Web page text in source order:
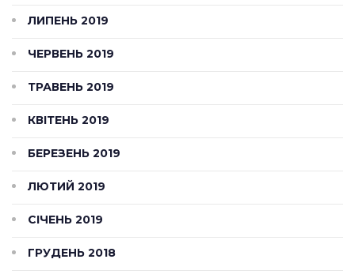
ЛИПЕНЬ 2019
ЧЕРВЕНЬ 2019
ТРАВЕНЬ 2019
КВІТЕНЬ 2019
БЕРЕЗЕНЬ 2019
ЛЮТИЙ 2019
СІЧЕНЬ 2019
ГРУДЕНЬ 2018